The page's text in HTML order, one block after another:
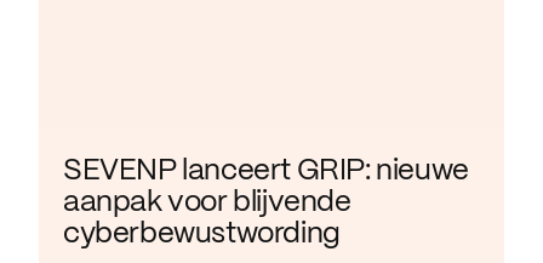
SEVENP lanceert GRIP: nieuwe
aanpak voor blijvende
cyberbewustwording